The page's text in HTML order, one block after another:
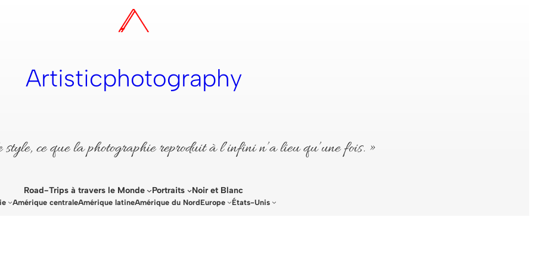
Artisticphotography
ce que la photographie reproduit à l’infini n’a lieu qu’une fois. »
Road-Trips à travers le Monde Portraits Noir et Blanc
Amérique centraleAmérique latineAmérique du NordEurope États-Unis